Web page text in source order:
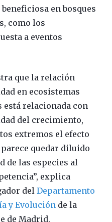
en bosques
como los
a eventos
que la relación
en ecosistemas
relacionada con
del crecimiento,
extremos el efecto
quedar diluido
de las especies al
explica
del Departamento
y Evolución de la
de Madrid.